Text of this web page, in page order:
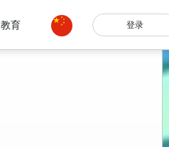
教育 登录